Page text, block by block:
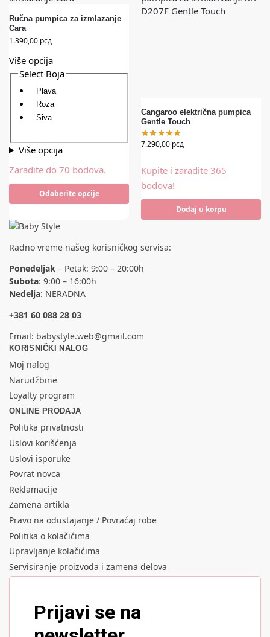
Ručna pumpica za izmlazanje
Cara
1.390,00 рсд
Više opcija
Select Boja
Plava
Roza
Siva
Više opcija
Zaradite do 70 bodova.
Odaberite opcije
Cangaroo električna pumpica
Gentle Touch
7.290,00 рсд
Kupite i zaradite 365
bodova!
Dodaj u korpu
Radno vreme našeg korisničkog servisa:
Ponedeljak – Petak: 9:00 – 20:00h
Subota: 9:00 – 16:00h
Nedelja: NERADNA
+381 60 088 28 03
Email: babystyle.web@gmail.com
KORISNIČKI NALOG
Moj nalog
Narudžbine
Loyalty program
ONLINE PRODAJA
Politika privatnosti
Uslovi korišćenja
Uslovi isporuke
Povrat novca
Reklamacije
Zamena artikla
Pravo na odustajanje / Povraćaj robe
Politika o kolačićima
Upravljanje kolačićima
Servisiranje proizvoda i zamena delova